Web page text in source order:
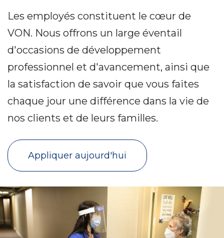
Les employés constituent le cœur de
VON. Nous offrons un large éventail
d'occasions de développement
professionnel et d'avancement, ainsi que
la satisfaction de savoir que vous faites
chaque jour une différence dans la vie de
nos clients et de leurs familles.
Appliquer aujourd'hui